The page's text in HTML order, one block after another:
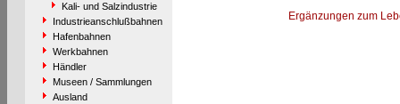
Kali- und Salzindustrie
Industrieanschlußbahnen
Hafenbahnen
Werkbahnen
Händler
Museen / Sammlungen
Ausland
Ergänzungen zum